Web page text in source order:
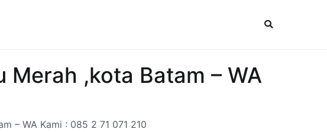
,kota Batam – WA
– WA Kami : 085 2 71 071 210